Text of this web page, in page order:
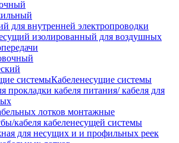
для внутренней электропроводки
изолированный для воздушных
Кабеленесущие системы
прокладки кабеля питания/ кабеля для
лотков монтажные
кабеля кабеленесущей системы
для несущих и и профильных реек